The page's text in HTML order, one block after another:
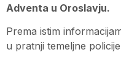
Adventa u Oroslavju.
Prema istim
u pratnji temeljne